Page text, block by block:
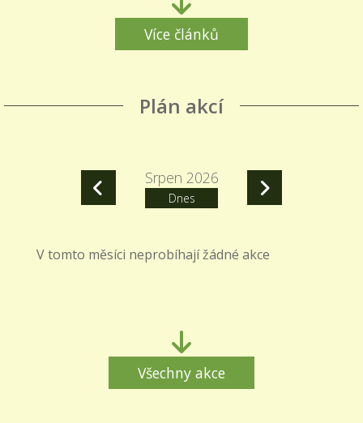
Více článků
Plán akcí
Srpen 2026
Dnes
V tomto měsíci neprobíhají žádné akce
Všechny akce